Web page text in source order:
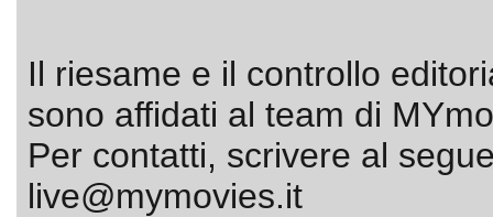
Il riesame e il controllo
sono affidati al team di
Per contatti, scrivere al
live@mymovies.it